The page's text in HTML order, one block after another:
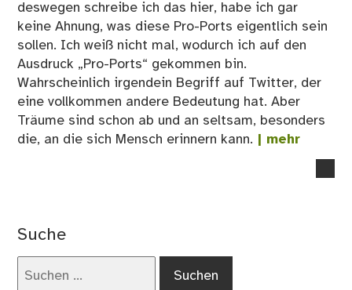
deswegen schreibe ich das hier, habe ich gar
keine Ahnung, was diese Pro-Ports eigentlich sein
sollen. Ich weiß nicht mal, wodurch ich auf den
Ausdruck „Pro-Ports“ gekommen bin.
Wahrscheinlich irgendein Begriff auf Twitter, der
eine vollkommen andere Bedeutung hat. Aber
Träume sind schon ab und an seltsam, besonders
die, an die sich Mensch erinnern kann. | mehr
Suche